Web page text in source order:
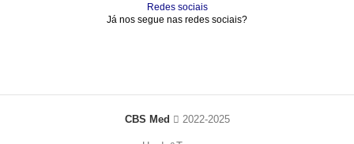
Redes sociais
Já nos segue nas redes sociais?
CBS Med 2022-2025